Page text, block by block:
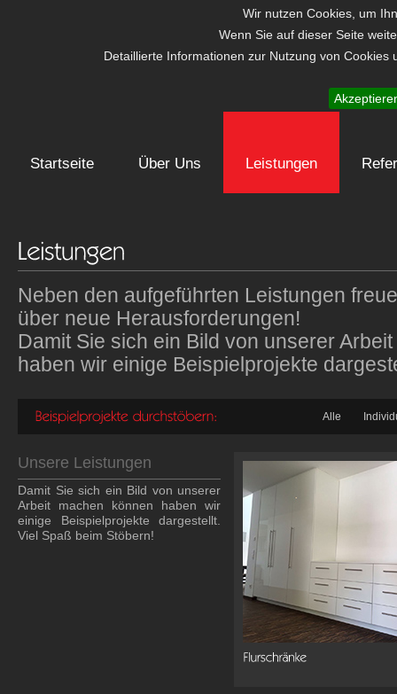
Wir nutzen Cookies, um
Wenn Sie auf dieser Seite
Detaillierte Informationen zur Nutzung von
Startseite Über Uns Leistungen
Neben den aufgeführten Leistungen
über neue Herausforderungen!
Damit Sie sich ein Bild von unserer
haben wir einige Beispielprojekte
Alle
Unsere Leistungen
Damit Sie sich ein Bild von unserer
Arbeit machen können haben wir
einige Beispielprojekte dargestellt.
Viel Spaß beim Stöbern!